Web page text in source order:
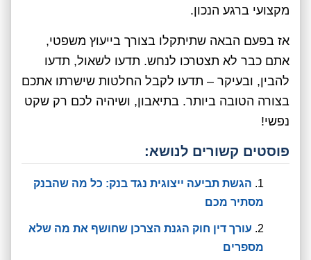
מקצועי ברגע הנכון.
אז בפעם הבאה שתיתקלו בצורך בייעוץ משפטי,
אתם כבר לא תצטרכו לנחש. תדעו לשאול, תדעו
להבין, ובעיקר – תדעו לקבל החלטות שישרתו אתכם
בצורה הטובה ביותר. בתיאבון, ושיהיה לכם רק שקט
נפשי!
פוסטים קשורים לנושא:
הגשת תביעה ייצוגית נגד בנק: כל מה שהבנק
מסתיר מכם
עורך דין חוק הגנת הצרכן שחושף את מה שלא
מספרים